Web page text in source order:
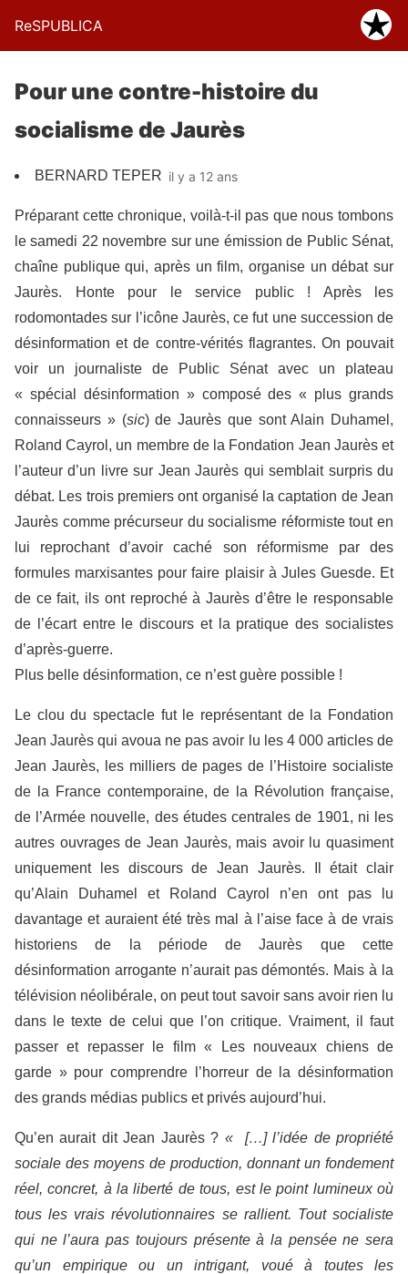
ReSPUBLICA
Pour une contre-histoire du
socialisme de Jaurès
BERNARD TEPER il y a 12 ans
Préparant cette chronique, voilà-t-il pas que nous tombons
le samedi 22 novembre sur une émission de Public Sénat,
chaîne publique qui, après un film, organise un débat sur
Jaurès. Honte pour le service public ! Après les
rodomontades sur l’icône Jaurès, ce fut une succession de
désinformation et de contre-vérités flagrantes. On pouvait
voir un journaliste de Public Sénat avec un plateau
« spécial désinformation » composé des « plus grands
connaisseurs » (sic) de Jaurès que sont Alain Duhamel,
Roland Cayrol, un membre de la Fondation Jean Jaurès et
l’auteur d’un livre sur Jean Jaurès qui semblait surpris du
débat. Les trois premiers ont organisé la captation de Jean
Jaurès comme précurseur du socialisme réformiste tout en
lui reprochant d’avoir caché son réformisme par des
formules marxisantes pour faire plaisir à Jules Guesde. Et
de ce fait, ils ont reproché à Jaurès d’être le responsable
de l’écart entre le discours et la pratique des socialistes
d’après-guerre.
Plus belle désinformation, ce n’est guère possible !
Le clou du spectacle fut le représentant de la Fondation
Jean Jaurès qui avoua ne pas avoir lu les 4 000 articles de
Jean Jaurès, les milliers de pages de l’Histoire socialiste
de la France contemporaine, de la Révolution française,
de l’Armée nouvelle, des études centrales de 1901, ni les
autres ouvrages de Jean Jaurès, mais avoir lu quasiment
uniquement les discours de Jean Jaurès. Il était clair
qu’Alain Duhamel et Roland Cayrol n’en ont pas lu
davantage et auraient été très mal à l’aise face à de vrais
historiens de la période de Jaurès que cette
désinformation arrogante n’aurait pas démontés. Mais à la
télévision néolibérale, on peut tout savoir sans avoir rien lu
dans le texte de celui que l’on critique. Vraiment, il faut
passer et repasser le film « Les nouveaux chiens de
garde » pour comprendre l’horreur de la désinformation
des grands médias publics et privés aujourd’hui.
Qu’en aurait dit Jean Jaurès ? « […] l’idée de propriété
sociale des moyens de production, donnant un fondement
réel, concret, à la liberté de tous, est le point lumineux où
tous les vrais révolutionnaires se rallient. Tout socialiste
qui ne l’aura pas toujours présente à la pensée ne sera
qu’un empirique ou un intrigant, voué à toutes les